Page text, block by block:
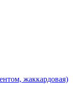
жаккардовая)